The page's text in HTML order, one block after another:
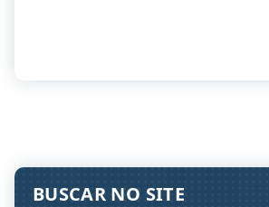
BUSCAR NO SITE